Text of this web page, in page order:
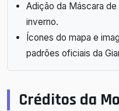
Adição da Máscara
inverno.
Ícones do mapa e
padrões oficiais da
Créditos da